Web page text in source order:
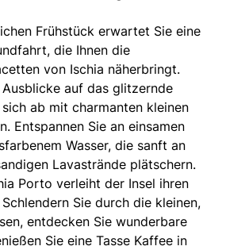
Frühstück erwartet Sie eine
die Ihnen die
von Ischia näherbringt.
auf das glitzernde
ab mit charmanten kleinen
Entspannen Sie an einsamen
Wasser, die sanft an
Lavastrände plätschern.
Porto verleiht der Insel ihren
Sie durch die kleinen,
entdecken Sie wunderbare
Sie eine Tasse Kaffee in